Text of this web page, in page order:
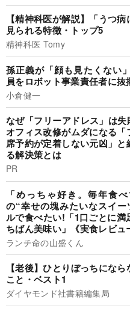
【精神科医が解説】「うつ
見られる特徴・トップ5
精神科医 Tomy
孫正義が「顔も見たくない
員をロボット事業責任者に抜
小倉健一
なぜ「フリーアドレス」は
オフィス改修がムダになる
席予約が定着しない元凶」
る解決策とは
PR
「めっちゃ好き。毎年食
の“幸せの塊みたいなスイ
ルで食べたい!「1口ごとに満
ちばん美味い」《実食レビュ
ランチ命の山盛くん
【老後】ひとりぼっちにな
こと・ベスト1
ダイヤモンド社書籍編集局